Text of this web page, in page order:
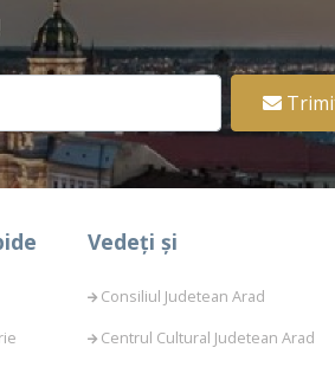
Vedeți și
Consiliul Judetean Arad
Centrul Cultural Judetean Arad